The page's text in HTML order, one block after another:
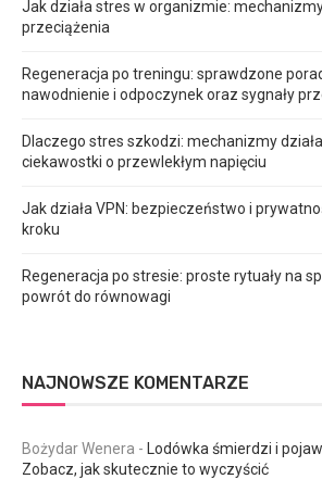
Jak działa stres w organizmie:
przeciążenia
Regeneracja po treningu: sprawdzone
nawodnienie i odpoczynek oraz sygnały
Dlaczego stres szkodzi: mechanizmy
ciekawostki o przewlekłym napięciu
Jak działa VPN: bezpieczeństwo i
kroku
Regeneracja po stresie: proste rytuały na
powrót do równowagi
NAJNOWSZE KOMENTARZE
Bożydar Wenera -
Lodówka śmierdzi i
Zobacz, jak skutecznie to wyczyścić